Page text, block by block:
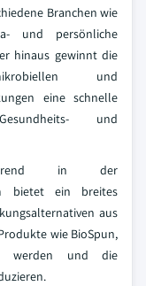
Branchen wie
und persönliche
hinaus gewinnt die
und
eine schnelle
und
in der
bietet ein breites
aus
wie BioSpun,
werden und die